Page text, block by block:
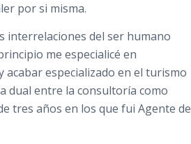
por si misma.
interrelaciones del ser humano
me especialicé en
especializado en el turismo
dual entre la consultoría como
tres años en los que fui Agente de